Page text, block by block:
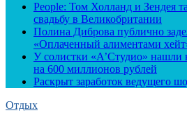
People: Том Холланд и Зендея
свадьбу в Великобритании
Полина Диброва публично
«Оплаченный алиментами
У солистки «А’Студио» нашли
на 600 миллионов рублей
Раскрыт заработок ведущего
Отдых